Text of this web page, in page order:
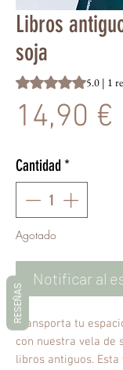
Libros
soja
Según 1 reseña, la
5.0 | 1
14,90 €
Cantidad*
Agotado
Notificar al
Transporta tu
con nuestra vela de
libros antiguos. Esta
RESEÑAS